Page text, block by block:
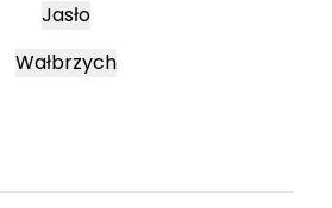
Jasło
Wałbrzych